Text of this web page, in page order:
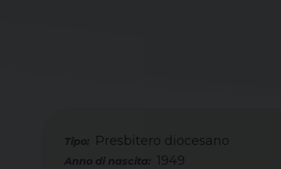
Tipo:
Presbitero diocesano
1949